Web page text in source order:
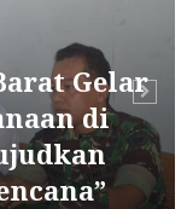
Gelar
di